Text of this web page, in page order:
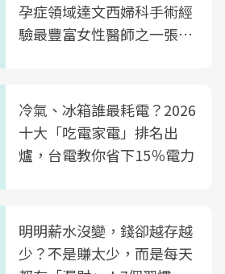
孕症領域達文西婦科手術經
驗最豐富女性醫師之一張永
光田醫院建構360度女性健
康照護生態圈
冷氣、冰箱誰最耗電？2026
十大「吃電家電」排名出
爐，台電教你省下15％電力
明明薪水沒變，錢卻越存越
少？不是賺太少，而是每天